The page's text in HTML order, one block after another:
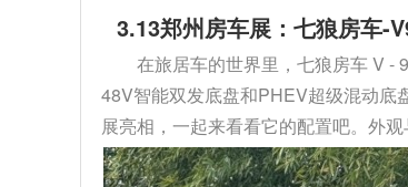
3.13郑州房车展：七狼房车-
在旅居车的世界里，七狼房车 V -
48V智能双发底盘和PHEV超级混动底
展亮相，一起来看看它的配置吧。外